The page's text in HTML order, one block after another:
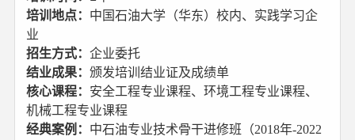
培训地点： 中国石油大学（华东）校内、实践学习企
业
招生方式： 企业委托
结业成果： 颁发培训结业证及成绩单
核心课程： 安全工程专业课程、环境工程专业课程、
机械工程专业课程
经典案例： 中石油专业技术骨干进修班（2018年-2022